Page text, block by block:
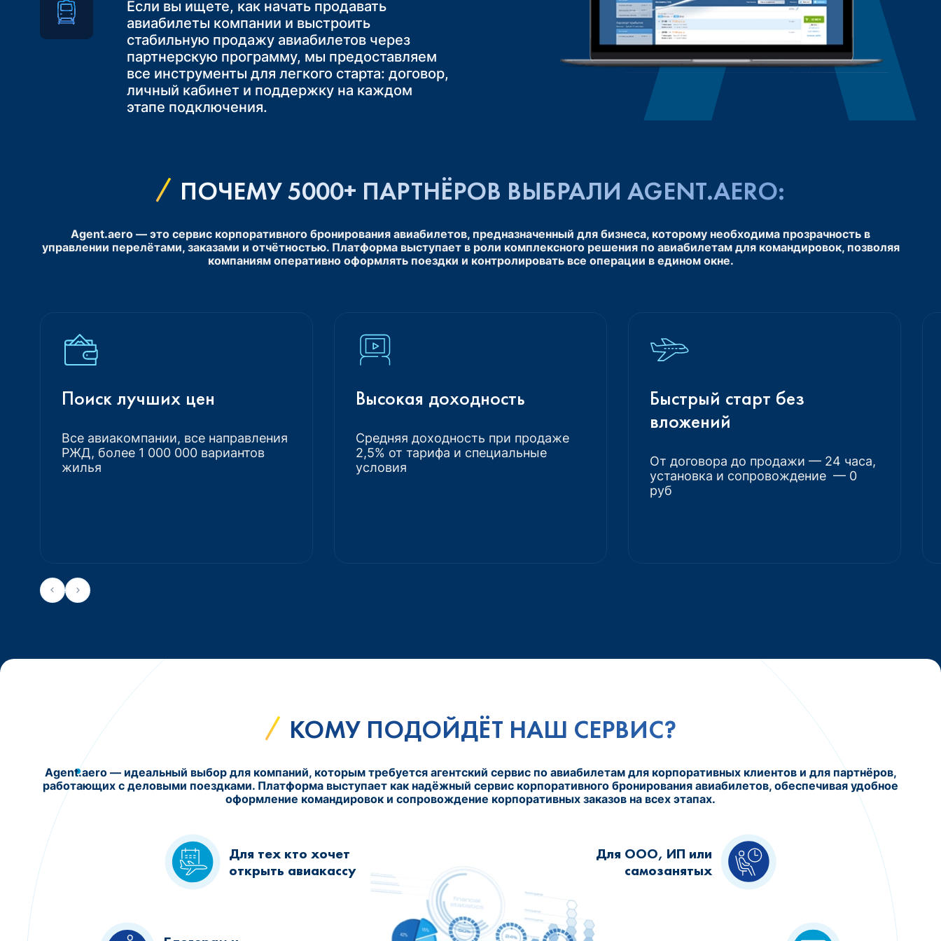
Если вы ищете, как начать продавать
авиабилеты компании и выстроить
стабильную продажу авиабилетов через
партнерскую программу, мы предоставляем
все инструменты для легкого старта: договор,
личный кабинет и поддержку на каждом
этапе подключения.
клиентов максимально удобным и приятным
Это не только повышает удовлетворённость
услугой, но и укрепляет лояльность,
увеличивая шансы на повторные обращения
и продажи
более комфортным для клиентов
Одним из ключевых преимуществ групповых
авиаперевозок является фиксированная
стоимость билетов и исключение риска
нехватки мест на рейсе
Главный плюс — вы сможете комбинировать
маршруты «Самолёт + Поезд». Это
идеальное решение для путешественников,
которое повысит их лояльность и вашу
конкурентоспособность на рынке.
ПОЧЕМУ 5000+ ПАРТНЁРОВ ВЫБРАЛИ AGENT.AERO:
Agent.aero — это сервис корпоративного бронирования авиабилетов, предназначенный для бизнеса, которому необходима прозрачность в
управлении перелётами, заказами и отчётностью. Платформа выступает в роли комплексного решения по авиабилетам для командировок, позволяя
компаниям оперативно оформлять поездки и контролировать все операции в едином окне.
Поиск лучших цен
Все авиакомпании, все направления
РЖД, более 1 000 000 вариантов
жилья
Высокая доходность
Средняя доходность при продаже
2,5% от тарифа и специальные
условия
Быстрый старт без
вложений
От договора до продажи — 24 часа,
установка и сопровождение — 0
руб
КОМУ ПОДОЙДЁТ НАШ СЕРВИС?
Agent.aero — идеальный выбор для компаний, которым требуется агентский сервис по авиабилетам для корпоративных клиентов и для партнёров,
работающих с деловыми поездками. Платформа выступает как надёжный сервис корпоративного бронирования авиабилетов, обеспечивая удобное
оформление командировок и сопровождение корпоративных заказов на всех этапах.
Для тех кто хочет
открыть авиакассу
Для ООО, ИП или
самозанятых